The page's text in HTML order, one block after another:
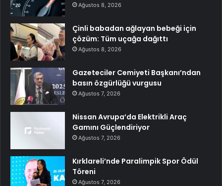
Ağustos 8, 2026
Çinli babadan ağlayan bebeği için
çözüm: Tüm uçağa dağıttı
Ağustos 8, 2026
Gazeteciler Cemiyeti Başkanı’ndan
basın özgürlüğü vurgusu
Ağustos 7, 2026
Nissan Avrupa’da Elektrikli Araç
Gamını Güçlendiriyor
Ağustos 7, 2026
Kırklareli’nde Paralimpik Spor Ödül
Töreni
Ağustos 7, 2026